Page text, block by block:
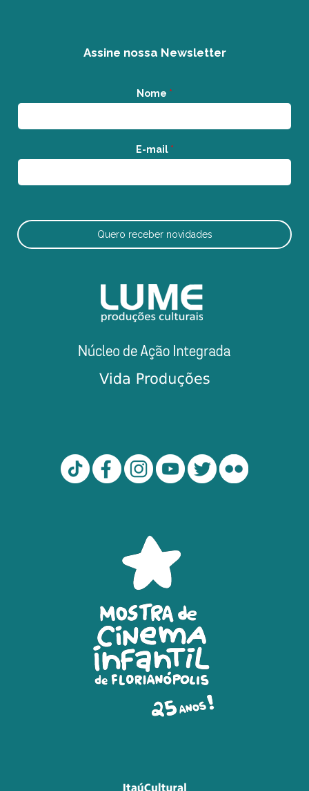
Assine nossa Newsletter
Nome *
E-mail *
Quero receber novidades